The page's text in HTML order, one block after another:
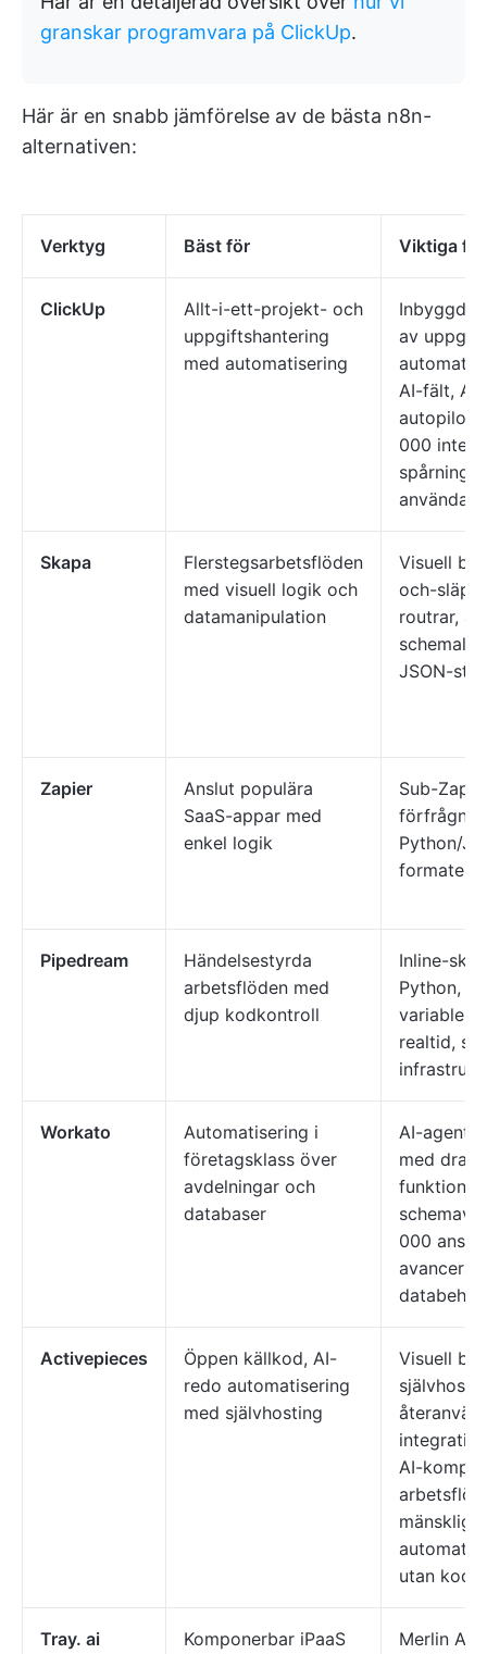
granskar programvara på ClickUp.
Här är en snabb jämförelse av de bästa n8n-
alternativen:
Verktyg Bäst för Viktiga
ClickUp
Allt-i-ett-projekt- och
uppgiftshantering
med automatisering
Inbyggd
av
AI-fält, AI-
000
spårning i
Skapa
Flerstegsarbetsflöden
med visuell logik och
datamanipulation
Visuell
och-
routrar,
JSON-
Zapier
Anslut populära
SaaS-appar med
enkel logik
Sub-
Python/
Pipedream
Händelsestyrda
arbetsflöden med
djup kodkontroll
Inline-
Python,
variabler,
realtid,
Workato
Automatisering i
företagsklass över
avdelningar och
databaser
AI-
med dra-
funktion,
000
Activepieces
Öppen källkod, AI-
redo automatisering
med självhosting
Visuell
AI-
mänsklig
utan kod.
Tray. ai
Komponerbar iPaaS
Merlin AI-